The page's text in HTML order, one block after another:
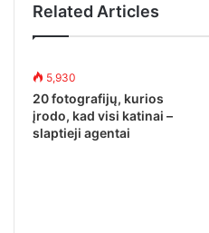
Related Articles
5,930
20 fotografijų, kurios
įrodo, kad visi katinai –
slaptieji agentai